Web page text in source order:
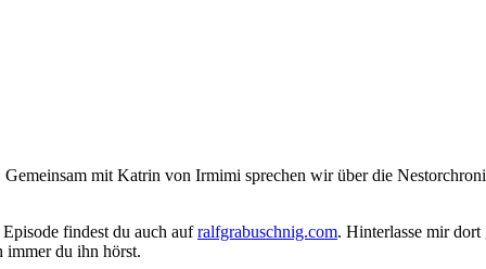
mit Katrin von Irmimi sprechen wir über die
findest du auch aufralfgrabuschnig.com. Hinterlasse mir
immer du ihn hörst.